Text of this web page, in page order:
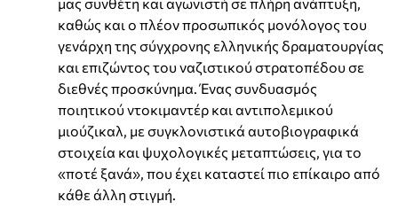
καθώς και ο πλέον προσωπικός μονόλογος του
γενάρχη της σύγχρονης ελληνικής δραματουργίας
και επιζώντος του ναζιστικού στρατοπέδου σε
διεθνές προσκύνημα. Ένας συνδυασμός
ποιητικού ντοκιμαντέρ και αντιπολεμικού
μιούζικαλ, με συγκλονιστικά αυτοβιογραφικά
στοιχεία και ψυχολογικές μεταπτώσεις, για το
«ποτέ ξανά», που έχει καταστεί πιο επίκαιρο από
κάθε άλλη στιγμή.